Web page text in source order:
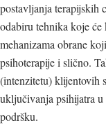
postavljanja terapijskih
odabiru tehnika koje
mehanizama obrane
psihoterapije i slično.
(intenzitetu) klijentovih
uključivanja psihijatra
podršku.